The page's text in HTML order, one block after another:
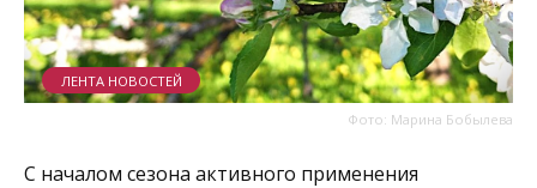
Фото: Марина Бобылева
ЛЕНТА НОВОСТЕЙ
С началом сезона активного применения